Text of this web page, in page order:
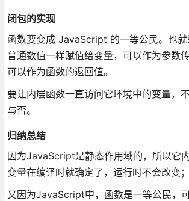
闭包的实现
函数要变成 JavaScript 的一等公民。也
普通数值一样赋值给变量，可以作为参数
可以作为函数的返回值。
要让内层函数一直访问它环境中的变量，
与否。
归纳总结
因为JavaScript是静态作用域的，所以它
变量在编译时就确定了，运行时不会改变；
又因为JavaScript中，函数是一等公民，